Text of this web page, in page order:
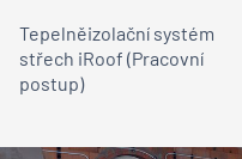
Tepelněizolační systém
střech iRoof (Pracovní
postup)